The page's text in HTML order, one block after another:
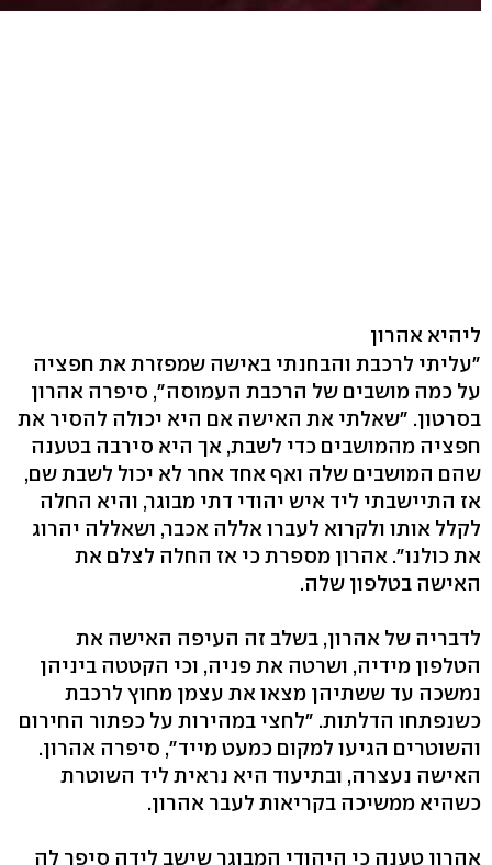
ליהיא אהרון
"עליתי לרכבת והבחנתי באישה שמפזרת את חפציה
על כמה מושבים של הרכבת העמוסה", סיפרה אהרון
בסרטון. "שאלתי את האישה אם היא יכולה להסיר את
חפציה מהמושבים כדי לשבת, אך היא סירבה בטענה
שהם המושבים שלה ואף אחד אחר לא יכול לשבת שם,
אז התיישבתי ליד איש יהודי דתי מבוגר, והיא החלה
לקלל אותו ולקרוא לעברו אללה אכבר, ושאללה יהרוג
את כולנו". אהרון מספרת כי אז החלה לצלם את
האישה בטלפון שלה.
לדבריה של אהרון, בשלב זה העיפה האישה את
הטלפון מידיה, ושרטה את פניה, וכי הקטטה ביניהן
נמשכה עד ששתיהן מצאו את עצמן מחוץ לרכבת
כשנפתחו הדלתות. "לחצי במהירות על כפתור החירום
והשוטרים הגיעו למקום כמעט מייד", סיפרה אהרון.
האישה נעצרה, ובתיעוד היא נראית ליד השוטרת
כשהיא ממשיכה בקריאות לעבר אהרון.
אהרון טענה כי היהודי המבוגר שישב לידה סיפר לה